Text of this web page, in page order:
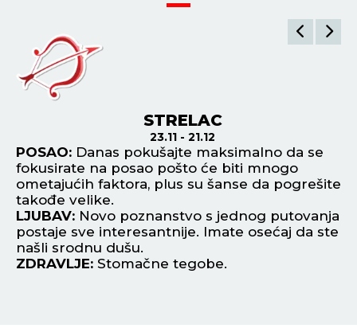
STRELAC
23.11 - 21.12
POSAO: Danas pokušajte maksimalno da se
fokusirate na posao pošto će biti mnogo
ometajućih faktora, plus su šanse da pogrešite
takođe velike.
LJUBAV: Novo poznanstvo s jednog putovanja
postaje sve interesantnije. Imate osećaj da ste
našli srodnu dušu.
ZDRAVLJE: Stomačne tegobe.